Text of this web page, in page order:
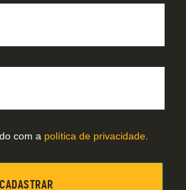
com a política de privacidade.